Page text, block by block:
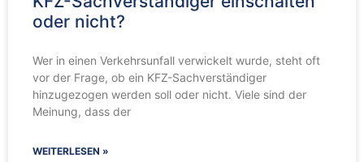
oder nicht?
Wer in einen Verkehrsunfall verwickelt wurde, steht oft
vor der Frage, ob ein KFZ-Sachverständiger
hinzugezogen werden soll oder nicht. Viele sind der
Meinung, dass der
WEITERLESEN »